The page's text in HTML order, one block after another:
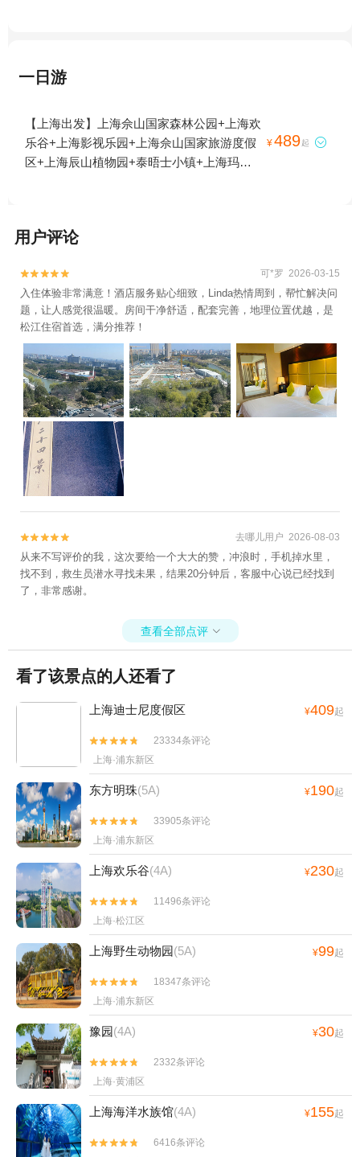
一日游
【上海出发】上海佘山国家森林公园+上海欢
乐谷+上海影视乐园+上海佘山国家旅游度假
区+上海辰山植物园+泰晤士小镇+上海玛雅
精灵之城主题乐园+广富林古陶艺术馆+广富
古遗址展示馆+广富林郊野公园+广富林水下
博物馆+上海乐高乐园®度假区1日游
¥489起 
用户评论

 可*罗 2026-03-15
入住体验非常满意！酒店服务贴心细致，Linda热情周到，帮忙解决问
题，让人感觉很温暖。房间干净舒适，配套完善，地理位置优越，是
松江住宿首选，满分推荐！

 去哪儿用户 2026-08-03
从来不写评价的我，这次要给一个大大的赞，冲浪时，手机掉水里，
找不到，救生员潜水寻找未果，结果20分钟后，客服中心说已经找到
了，非常感谢。
查看全部点评 
看了该景点的人还看了
上海迪士尼度假区 ¥409起


23334条评论
上海·浦东新区
东方明珠(5A) ¥190起


33905条评论
上海·浦东新区
上海欢乐谷(4A) ¥230起


11496条评论
上海·松江区
上海野生动物园(5A) ¥99起


18347条评论
上海·浦东新区
豫园(4A) ¥30起


2332条评论
上海·黄浦区
上海海洋水族馆(4A) ¥155起


6416条评论